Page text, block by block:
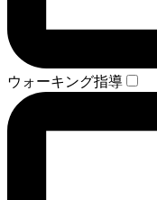
ウォーキング指導